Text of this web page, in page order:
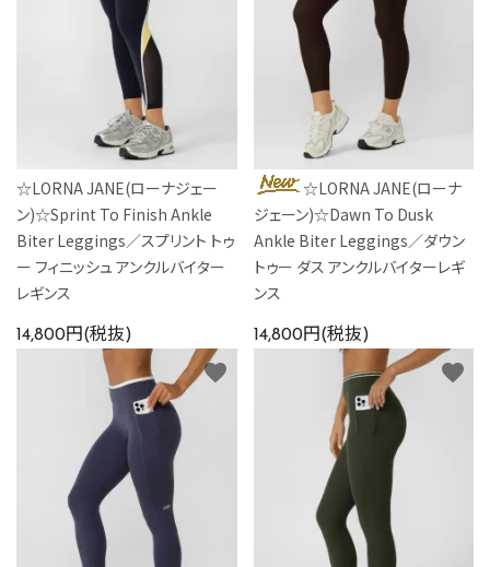
☆LORNA JANE(ローナジェー
ン)☆Sprint To Finish Ankle
Biter Leggings／スプリント トゥ
ー フィニッシュ アンクルバイター
レギンス
14,800円(税抜)
☆LORNA JANE(ローナ
ジェーン)☆Dawn To Dusk
Ankle Biter Leggings／ダウン
トゥー ダス アンクルバイターレギ
ンス
14,800円(税抜)
favorite favorite